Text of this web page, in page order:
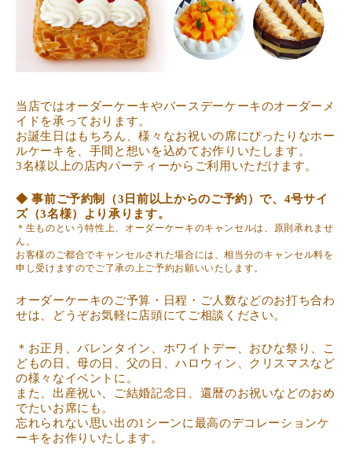
当店ではオーダーケーキやバースデーケーキのオーダーメ
イドを承っております。
お誕生日はもちろん、様々なお祝いの席にぴったりなホー
ルケーキを、手間と想いを込めてお作りいたします。
3名様以上の店内パーティーからご利用いただけます。
◆ 事前ご予約制（3日前以上からのご予約）で、4号サイ
ズ（3名様）より承ります。
＊生ものという特性上、オーダーケーキのキャンセルは、原則承れませ
ん。
お客様のご都合でキャンセルされた場合には、相当分のキャンセル料を
申し受けますのでご了承の上ご予約お願いいたします。
オーダーケーキのご予算・日程・ご人数などのお打ち合わ
せは、どうぞお気軽に店頭にてご相談ください。
＊お正月、バレンタイン、ホワイトデー、おひな祭り、こ
どもの日、母の日、父の日、ハロウィン、クリスマスなど
の様々なイベントに。
また、出産祝い、ご結婚記念日、還暦のお祝いなどのおめ
でたいお席にも。
忘れられない思い出の1シーンに最高のデコレーションケ
ーキをお作りいたします。